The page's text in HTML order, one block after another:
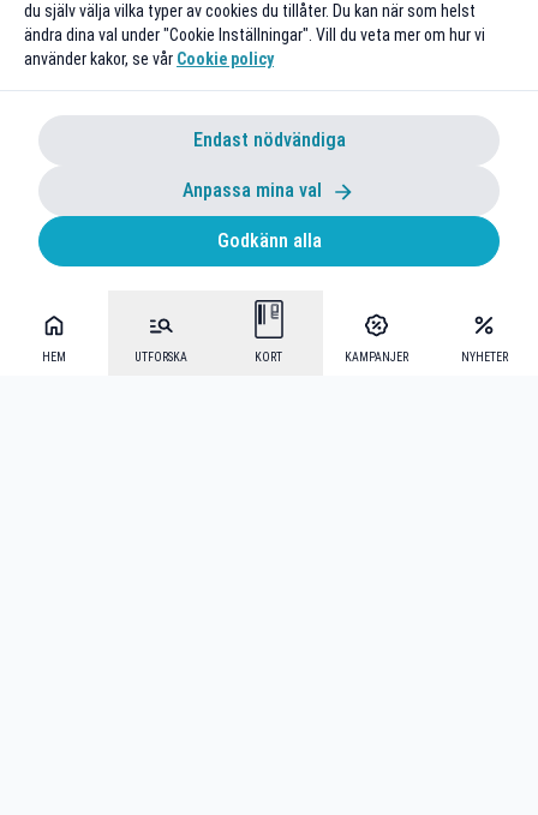
HEM UTFORSKA KORT KAMPANJER NYHETER
du själv välja vilka typer av cookies du tillåter. Du kan när som helst
ändra dina val under "Cookie Inställningar". Vill du veta mer om hur vi
använder kakor, se vår Cookie policy
Endast nödvändiga
Anpassa mina val
Godkänn alla